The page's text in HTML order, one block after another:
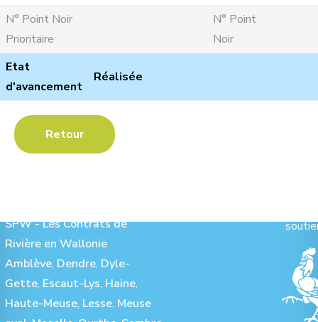
N° Point Noir
Prioritaire
N° Point
Noir
Etat
d'avancement
Réalisée
Retour
SPW - Les Contrats de
Rivière en Wallonie
Amblève, Dendre, Dyle-
Gette, Escaut-Lys, Haine,
Haute-Meuse, Lesse, Meuse